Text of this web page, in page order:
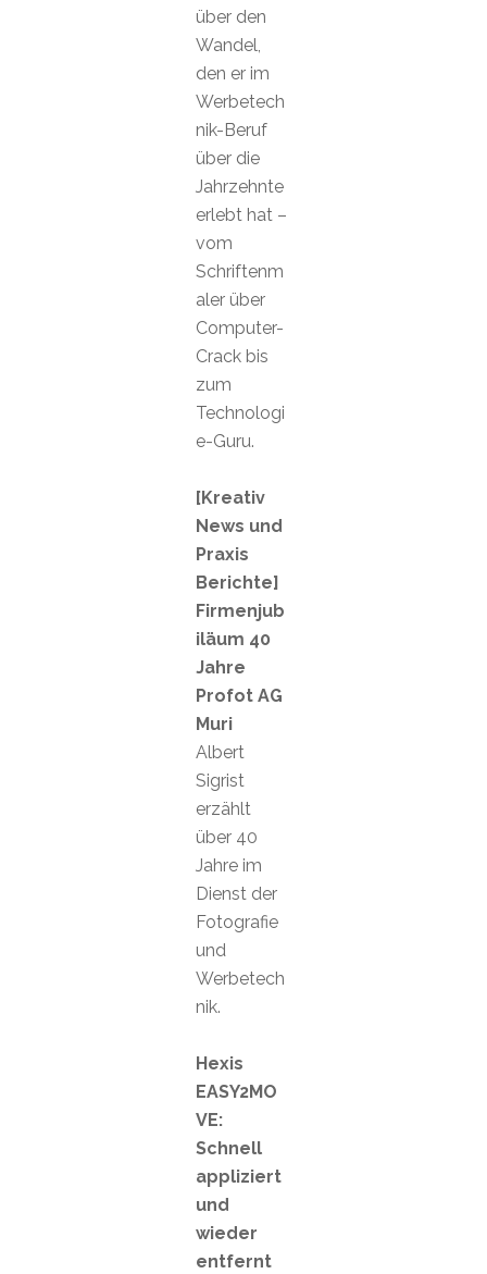
über den
Wandel,
den er im
Werbetech
nik-Beruf
über die
Jahrzehnte
erlebt hat –
vom
Schriftenm
aler über
Computer-
Crack bis
zum
Technologi
e-Guru.
[Kreativ
News und
Praxis
Berichte]
Firmenjub
iläum 40
Jahre
Profot AG
Muri
Albert
Sigrist
erzählt
über 40
Jahre im
Dienst der
Fotografie
und
Werbetech
nik.
Hexis
EASY2MO
VE:
Schnell
appliziert
und
wieder
entfernt